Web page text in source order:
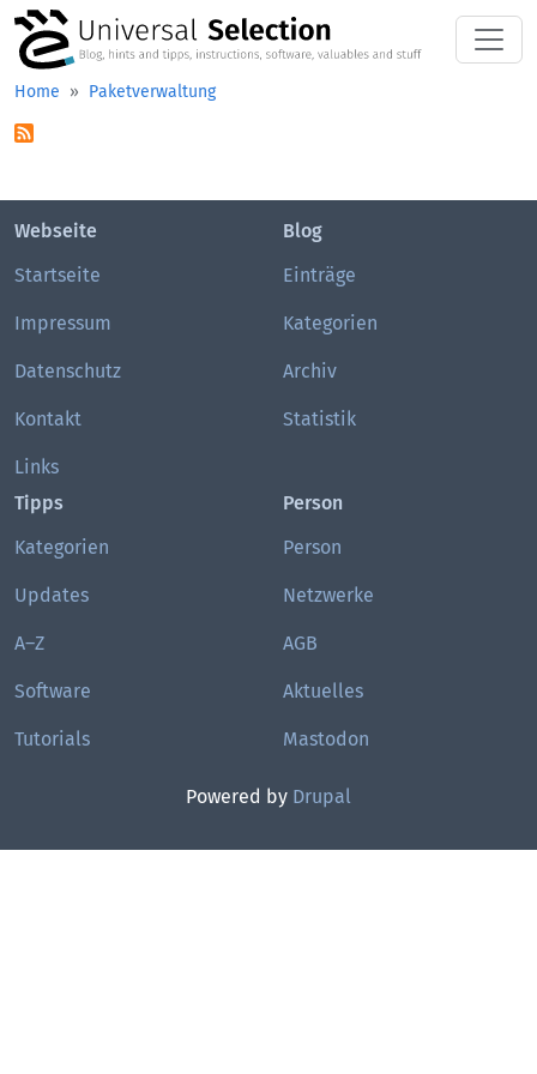
Skip to main content
Home Paketverwaltung
Webseite
Startseite
Impressum
Datenschutz
Kontakt
Links
Blog
Einträge
Kategorien
Archiv
Statistik
Tipps
Kategorien
Updates
A–Z
Software
Tutorials
Person
Person
Netzwerke
AGB
Aktuelles
Mastodon
Powered by Drupal